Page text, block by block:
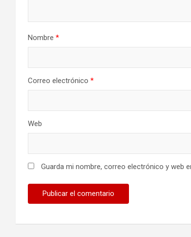
Nombre *
Correo electrónico *
Web
Guarda mi nombre, correo electrónico y web